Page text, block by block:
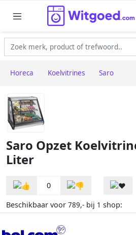
Horeca Koelvitrines Saro
Saro Opzet
Liter
0
Beschikbaar voor 789,- bij 1 shop: